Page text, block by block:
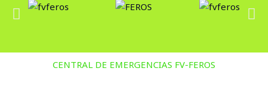
CENTRAL DE EMERGENCIAS FV-FEROS